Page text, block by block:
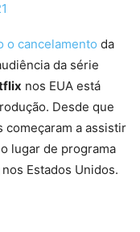
o cancelamento da
da série
nos EUA está
Desde que
começaram a assistir
lugar de programa
Estados Unidos.